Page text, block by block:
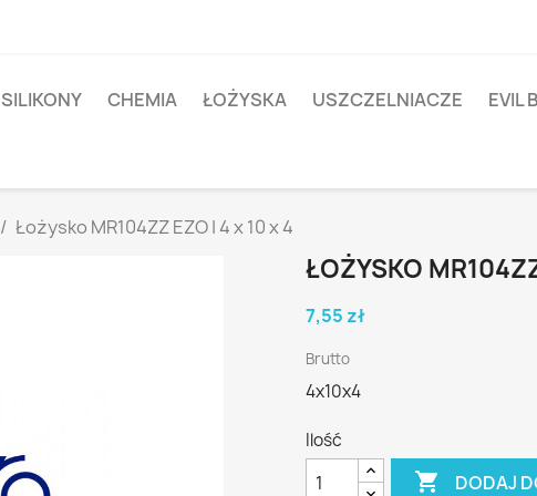
SILIKONY CHEMIA ŁOŻYSKA USZCZELNIACZE EVIL
Łożysko MR104ZZ EZO | 4 x 10 x 4
ŁOŻYSKO
7,55 zł
Brutto
4x10x4
Ilość
 DODAJ